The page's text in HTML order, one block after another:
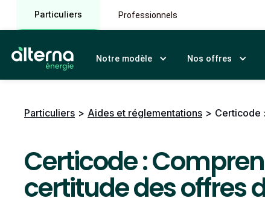
Particuliers Professionnels
Notre modèle Nos offres
Particuliers > Aides et réglementations > Certicode
Certicode :
certitude des offres